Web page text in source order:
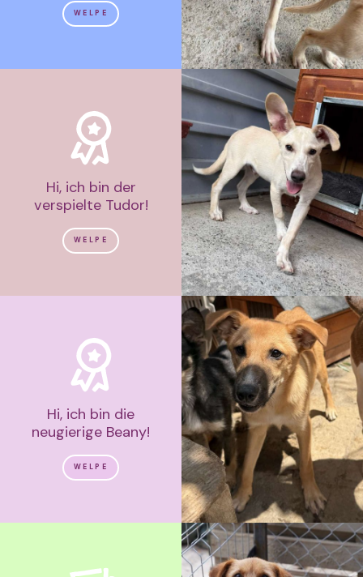
WELPE
Hi, ich bin der
verspielte Tudor!
WELPE
Hi, ich bin die
neugierige Beany!
WELPE